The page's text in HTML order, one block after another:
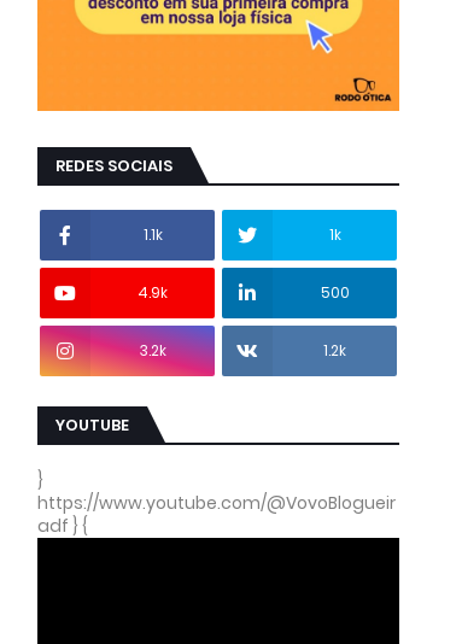
REDES SOCIAIS
1.1k 1k
4.9k 500
3.2k 1.2k
YOUTUBE
}
https://www.youtube.com/@VovoBlogueir
adf } {